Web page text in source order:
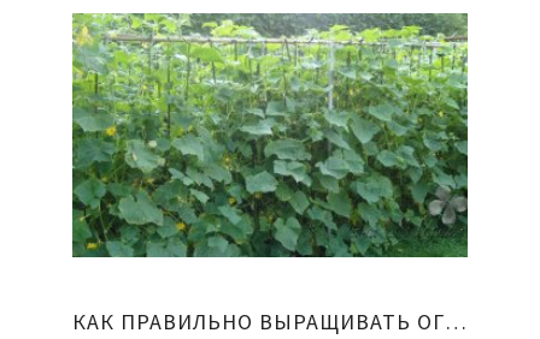
КАК ПРАВИЛЬНО ВЫРАЩИВАТЬ ОГУРЦЫ